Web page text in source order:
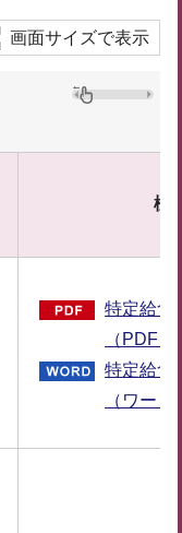
画面サイズで表示
様
特定給食
（PDF
特定給食
（ワー